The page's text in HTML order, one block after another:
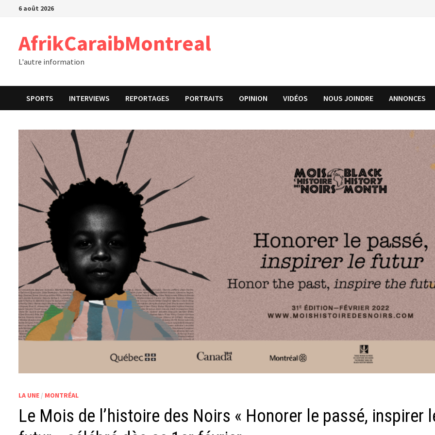
Passer6 août 2026
AfrikCaraibMontreal
L'autre information
SPORTS INTERVIEWS REPORTAGES PORTRAITS OPINION VIDÉOS NOUS JOINDRE ANNONCES
LA UNE / MONTRÉAL
Le Mois de l’histoire des Noirs « Honorer le passé, inspirer